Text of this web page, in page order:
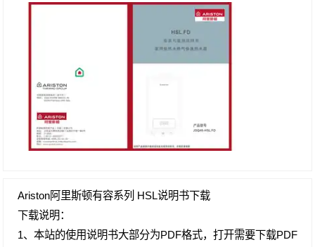
Ariston阿里斯顿有容系列 HSL说明书下载
下载说明：
1、本站的使用说明书大部分为PDF格式，打开需要下载PDF